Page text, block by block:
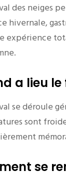
des neiges
hivernale,
expérience
a lieu le
se déroule
sont
se